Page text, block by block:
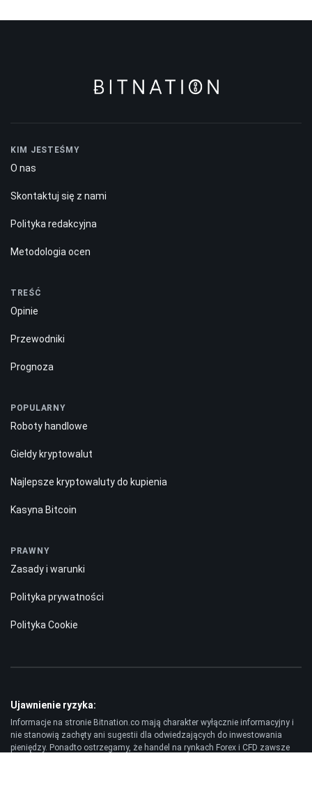
KIM JESTEŚMY
O nas
Skontaktuj się z nami
Polityka redakcyjna
Metodologia ocen
TREŚĆ
Opinie
Przewodniki
Prognoza
POPULARNY
Roboty handlowe
Giełdy kryptowalut
Najlepsze kryptowaluty do kupienia
Kasyna Bitcoin
PRAWNY
Zasady i warunki
Polityka prywatności
Polityka Cookie
Ujawnienie ryzyka:
Informacje na stronie Bitnation.co mają charakter wyłącznie informacyjny i
nie stanowią zachęty ani sugestii dla odwiedzających do inwestowania
pieniędzy. Ponadto ostrzegamy, że handel na rynkach Forex i CFD zawsze